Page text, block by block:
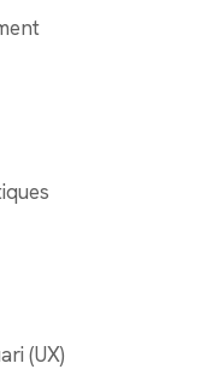
(UX)